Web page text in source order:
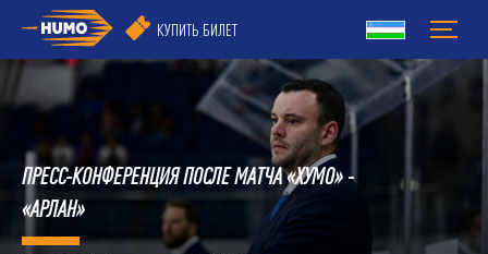
КУПИТЬ БИЛЕТ
ПРЕСС-КОНФЕРЕНЦИЯ ПОСЛЕ МАТЧА «ХУМО» -
«АРЛАН»